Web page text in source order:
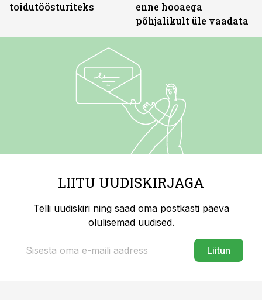
toidutöösturiteks
enne hooaega
põhjalikult üle vaadata
LIITU UUDISKIRJAGA
Telli uudiskiri ning saad oma postkasti päeva
olulisemad uudised.
Liitun